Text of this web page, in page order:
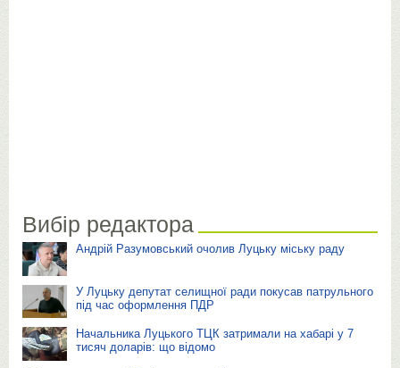
Вибір редактора
Андрій Разумовський очолив Луцьку міську раду
У Луцьку депутат селищної ради покусав патрульного
під час оформлення ПДР
Начальника Луцького ТЦК затримали на хабарі у 7
тисяч доларів: що відомо